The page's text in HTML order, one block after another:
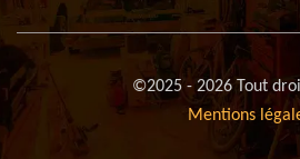
©2025 - 2026 Tout
Mentions